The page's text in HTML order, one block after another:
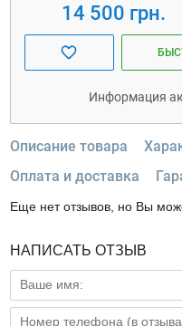
14 500 грн.
Информация
Описание товара
Оплата и доставка
Еще нет отзывов, но Вы
НАПИСАТЬ ОТЗЫВ